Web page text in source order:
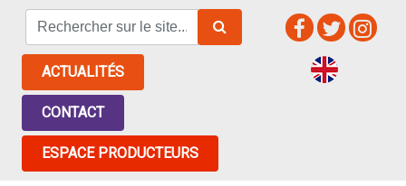
ACTUALITÉS
CONTACT
ESPACE PRODUCTEURS